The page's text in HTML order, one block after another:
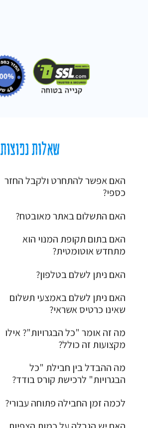
שאלות נפוצות
האם אפשר להתחרט ולקבל החזר
כספי?
האם התשלום באתר מאובטח?
האם בתום תקופת המנוי הוא
מתחדש אוטומטית?
האם ניתן לשלם בטלפון?
האם ניתן לשלם באמצעי תשלום
שאינו כרטיס אשראי?
מה זה אומר "כל הבגרויות"? אילו
מקצועות זה כולל?
מה ההבדל בין חבילת "כל
הבגרויות" לרכישת קורס בודד?
לכמה זמן החבילה פתוחה עבורי?